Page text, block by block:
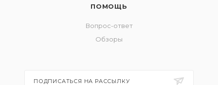
ПОМОЩЬ
Вопрос-ответ
Обзоры
ПОДПИСАТЬСЯ НА РАССЫЛКУ